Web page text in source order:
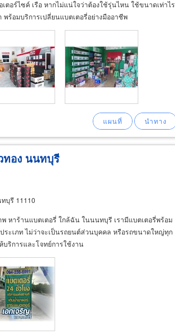
อร์ไซค์ เรือ หากไม่แน่ใจว่าต้องใช้รุ่นไหน ใช้ขนาดเท่าไร
ร้อมบริการเปลี่ยนแบตเตอรี่อย่างมืออาชีพ
ทอง นนทบุรี
บุรี 11110
หาร้านแบตเตอรี่ ใกล้ฉัน ในนนทบุรี เรามีแบตเตอรี่พร้อม
ะเภท ไม่ว่าจะเป็นรถยนต์ส่วนบุคคล หรือรถขนาดใหญ่ทุก
ริการและโจทย์การใช้งาน